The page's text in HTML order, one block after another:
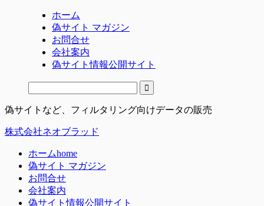
ホーム
偽サイト マガジン
お問合せ
会社案内
偽サイト情報公開サイト
偽サイトなど、フィルタリング向けデータの販売
株式会社ネオブラッド
ホームhome
偽サイト マガジン
お問合せ
会社案内
偽サイト情報公開サイト